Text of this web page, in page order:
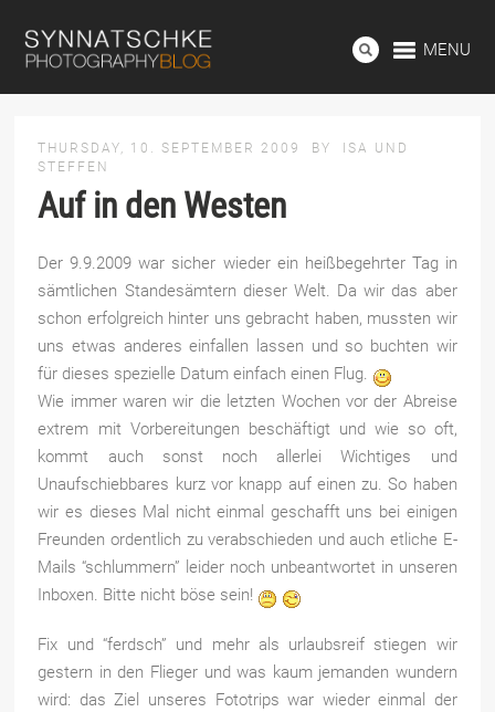
MENU
THURSDAY, 10. SEPTEMBER 2009 BY
ISA UND
STEFFEN
Auf in den Westen
Der 9.9.2009 war sicher wieder ein heißbegehrter Tag in
sämtlichen Standesämtern dieser Welt. Da wir das aber
schon erfolgreich hinter uns gebracht haben, mussten wir
uns etwas anderes einfallen lassen und so buchten wir
für dieses spezielle Datum einfach einen Flug.
Wie immer waren wir die letzten Wochen vor der Abreise
extrem mit Vorbereitungen beschäftigt und wie so oft,
kommt auch sonst noch allerlei Wichtiges und
Unaufschiebbares kurz vor knapp auf einen zu. So haben
wir es dieses Mal nicht einmal geschafft uns bei einigen
Freunden ordentlich zu verabschieden und auch etliche E-
Mails “schlummern” leider noch unbeantwortet in unseren
Inboxen. Bitte nicht böse sein!
Fix und “ferdsch” und mehr als urlaubsreif stiegen wir
gestern in den Flieger und was kaum jemanden wundern
wird: das Ziel unseres Fototrips war wieder einmal der